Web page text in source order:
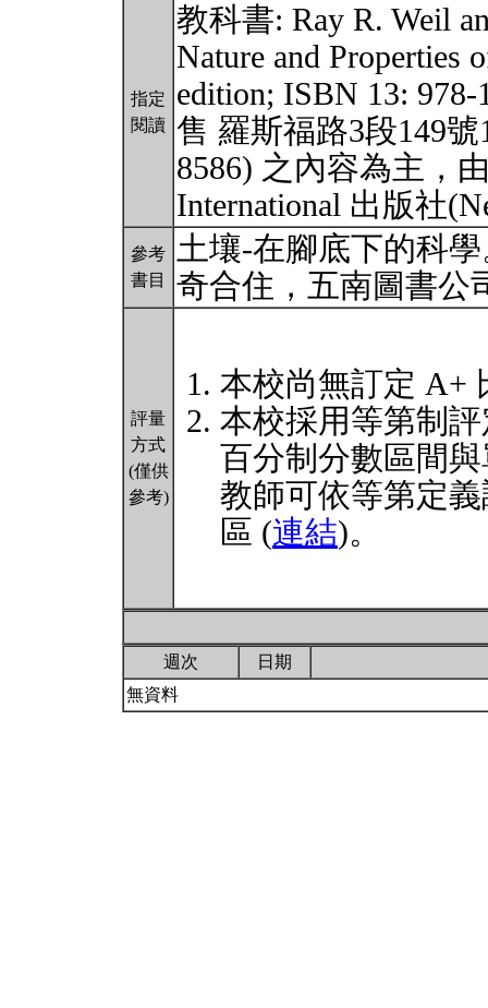
指定
閱讀
教科書: Ray R. Weil
Nature and Properties
edition; ISBN 13:
售 羅斯福路3段149號
8586) 之內容為主，
International 出版社
參考
書目
土壤-在腳底下的科
奇合住，五南圖書公
評量
方式
(僅供
參考)
本校尚無訂定 A+
本校採用等第制
百分制分數區間
教師可依等第定
區 (連結)。
週次
日期
無資料